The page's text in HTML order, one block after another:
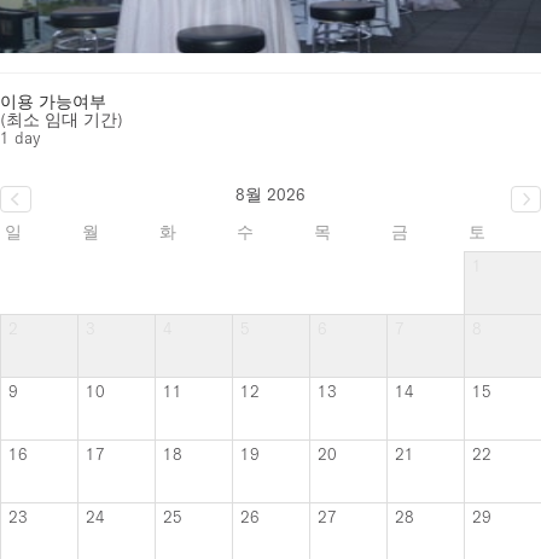
이용 가능여부
(최소 임대 기간)
1 day
8월 2026
일
월 화 수 목 금
토
9 10 11 12 13 14 15
16 17 18 19 20 21 22
23 24 25 26 27 28 29